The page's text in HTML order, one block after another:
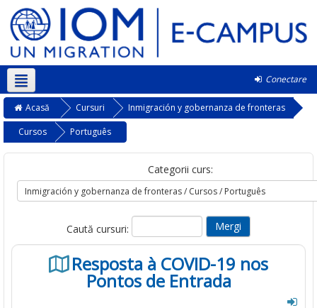
Conectare
Română ‎(ro)‎
Acasă Cursuri
Inmigración y gobernanza de fronteras
Cursos
Português
Categorii curs:
Caută cursuri:
Resposta à COVID-19 nos
Pontos de Entrada